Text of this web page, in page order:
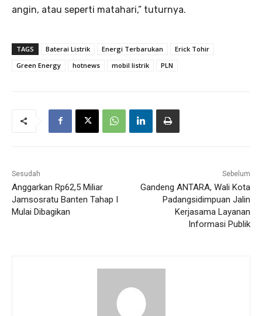
angin, atau seperti matahari,” tuturnya.
TAGS Baterai Listrik Energi Terbarukan
Erick Tohir
Green Energy
hotnews mobil listrik PLN
Sesudah
Anggarkan Rp62,5 Miliar
Jamsosratu Banten Tahap I
Mulai Dibagikan
Sebelum
Gandeng ANTARA, Wali Kota
Padangsidimpuan Jalin
Kerjasama Layanan
Informasi Publik